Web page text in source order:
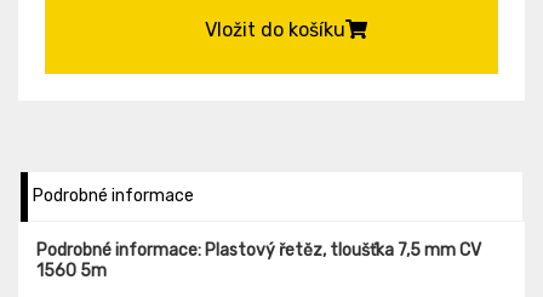
Vložit do košíku
Podrobné informace
Podrobné informace: Plastový řetěz, tloušťka 7,5 mm CV
1560 5m